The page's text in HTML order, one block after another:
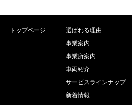
トップページ
選ばれる理由
事業案内
事業所案内
車両紹介
サービスラインナップ
新着情報